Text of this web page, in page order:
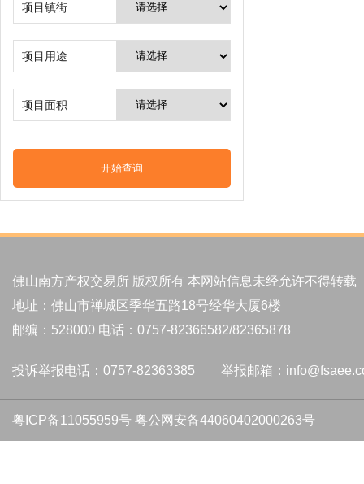
项目镇街
项目用途
项目面积
佛山南方产权交易所 版权所有 本网站信息未经允许不得转载
地址：佛山市禅城区季华五路18号经华大厦6楼
邮编：528000 电话：0757-82366582/82365878
投诉举报电话：0757-82363385 举报邮箱：
粤ICP备11055959号 粤公网安备44060402000263号